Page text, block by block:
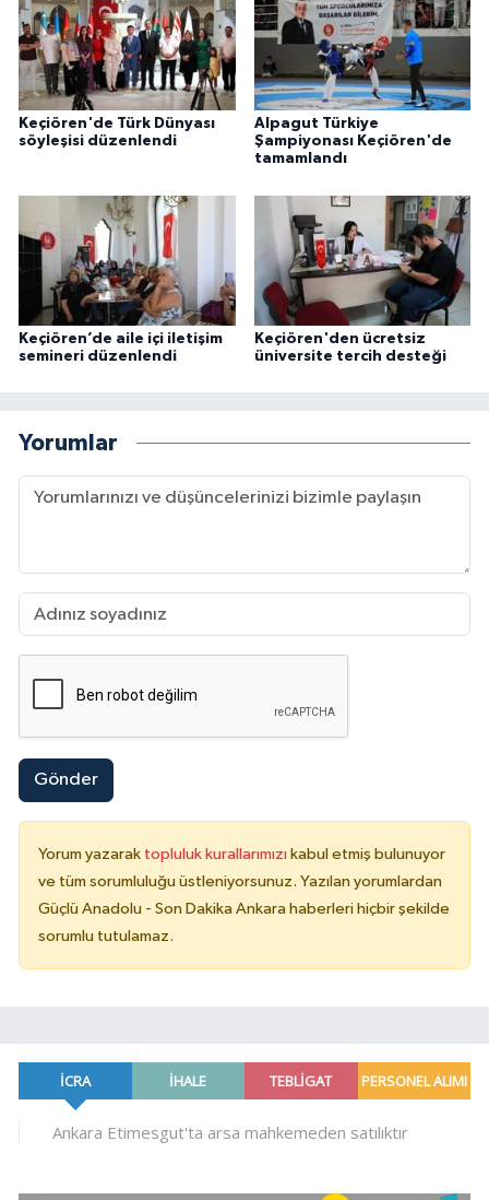
Keçiören'de Türk Dünyası
söyleşisi düzenlendi
Alpagut Türkiye
Şampiyonası Keçiören'de
tamamlandı
Keçiören’de aile içi iletişim
semineri düzenlendi
Keçiören'den ücretsiz
üniversite tercih desteği
Yorumlar
Gönder
Yorum yazarak topluluk kurallarımızı kabul etmiş bulunuyor
ve tüm sorumluluğu üstleniyorsunuz. Yazılan yorumlardan
Güçlü Anadolu - Son Dakika Ankara haberleri hiçbir şekilde
sorumlu tutulamaz.